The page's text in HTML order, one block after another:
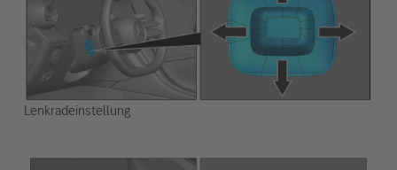
Lenkradeinstellung